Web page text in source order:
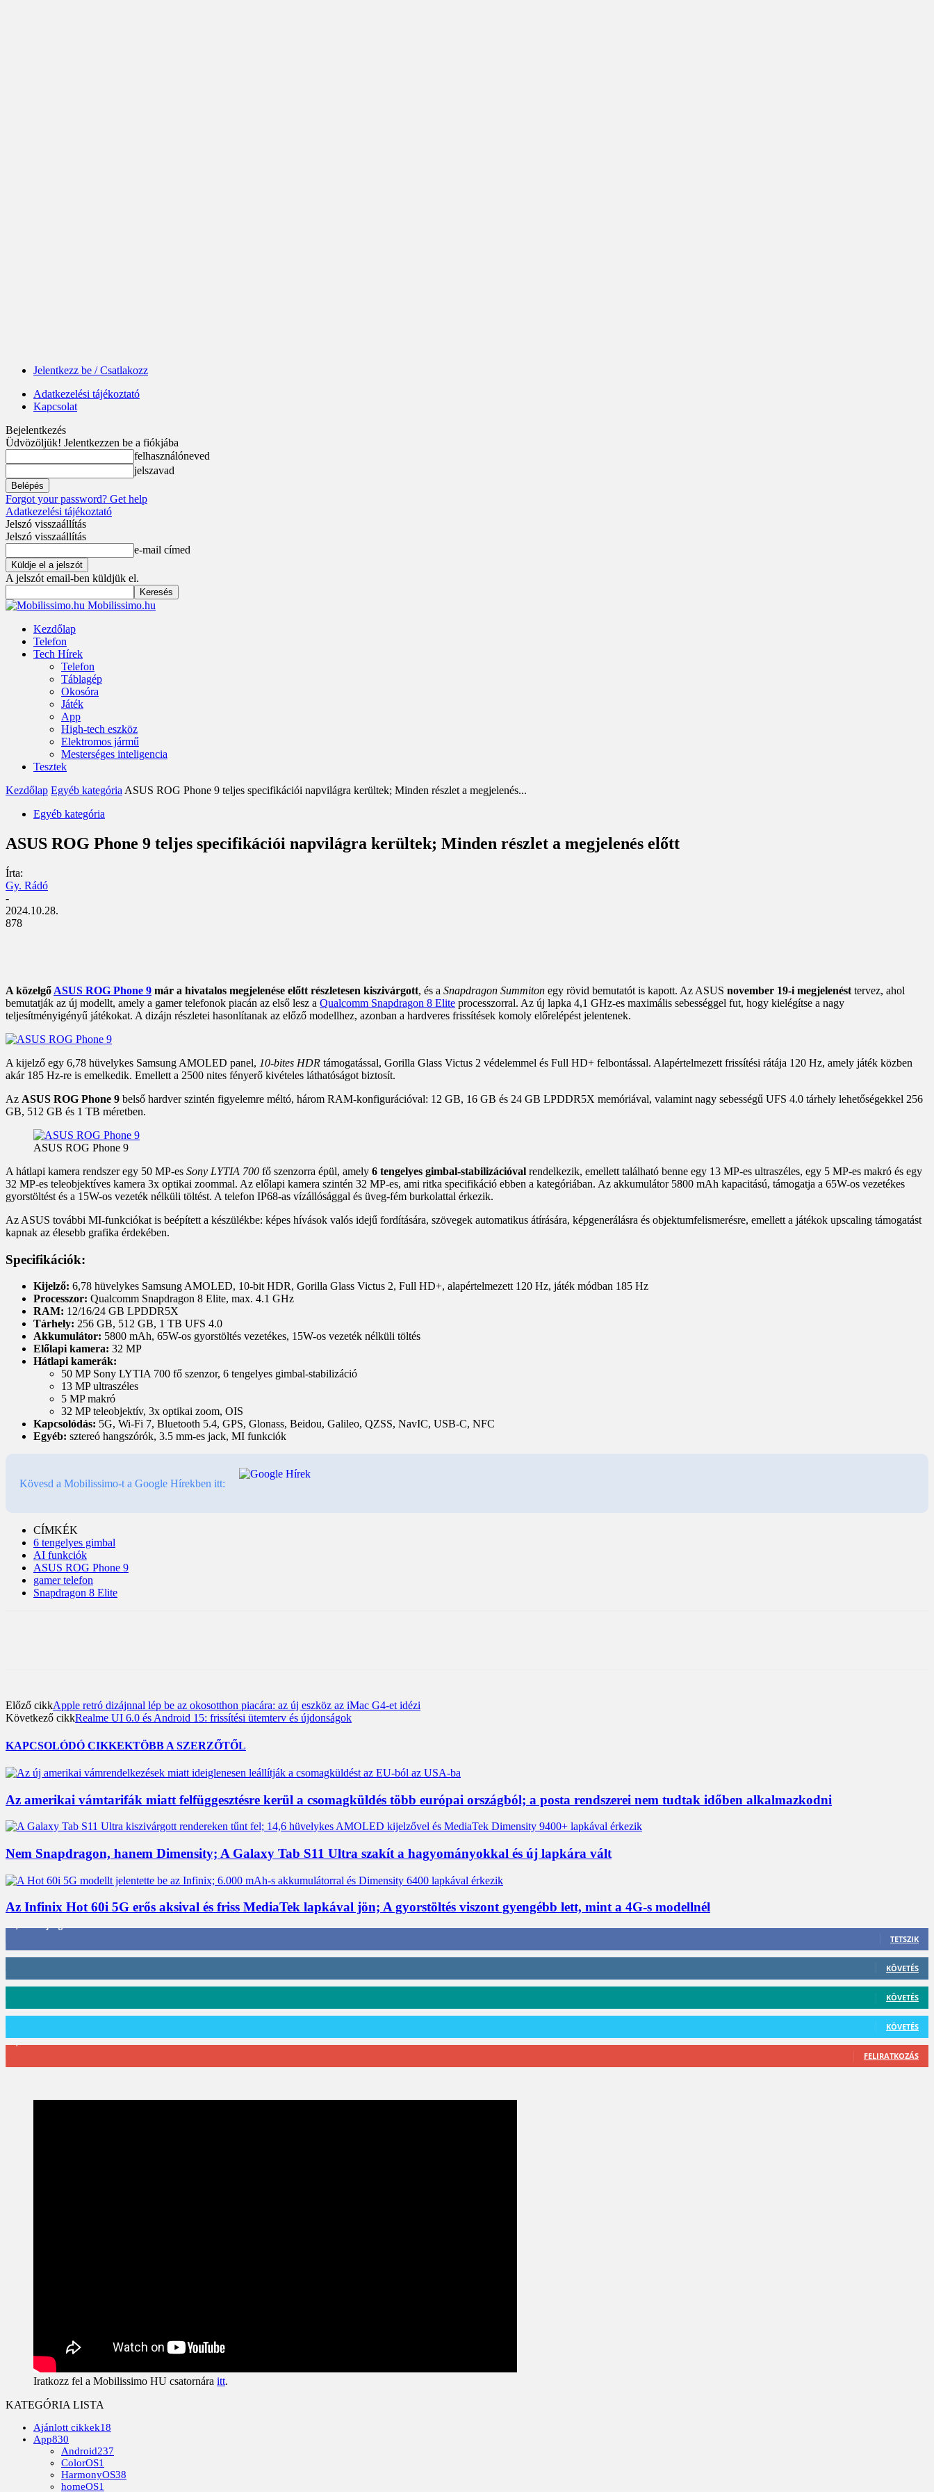
Jelentkezz be / Csatlakozz
Adatkezelési tájékoztató
Kapcsolat
Bejelentkezés
Üdvözöljük! Jelentkezzen be a fiókjába
felhasználóneved
jelszavad
Forgot your password? Get help
Adatkezelési tájékoztató
Jelszó visszaállítás
Jelszó visszaállítás
e-mail címed
A jelszót email-ben küldjük el.
Mobilissimo.hu
Kezdőlap
Telefon
Tech Hírek
Telefon
Táblagép
Okosóra
Játék
App
High-tech eszköz
Elektromos jármű
Mesterséges inteligencia
Tesztek
Kezdőlap Egyéb kategória ASUS ROG Phone 9 teljes specifikációi napvilágra kerültek; Minden részlet a megjelenés...
Egyéb kategória
ASUS ROG Phone 9 teljes specifikációi napvilágra kerültek; Minden részlet a megjelenés előtt
Írta:
Gy. Rádó
-
2024.10.28.
878
A közelgő ASUS ROG Phone 9 már a hivatalos megjelenése előtt részletesen kiszivárgott, és a Snapdragon Summiton egy rövid bemutatót is kapott. Az ASUS november 19-i megjelenést tervez, ahol
bemutatják az új modellt, amely a gamer telefonok piacán az első lesz a Qualcomm Snapdragon 8 Elite processzorral. Az új lapka 4,1 GHz-es maximális sebességgel fut, hogy kielégítse a nagy
teljesítményigényű játékokat. A dizájn részletei hasonlítanak az előző modellhez, azonban a hardveres frissítések komoly előrelépést jelentenek.
A kijelző egy 6,78 hüvelykes Samsung AMOLED panel, 10-bites HDR támogatással, Gorilla Glass Victus 2 védelemmel és Full HD+ felbontással. Alapértelmezett frissítési rátája 120 Hz, amely játék közben
akár 185 Hz-re is emelkedik. Emellett a 2500 nites fényerő kivételes láthatóságot biztosít.
Az ASUS ROG Phone 9 belső hardver szintén figyelemre méltó, három RAM-konfigurációval: 12 GB, 16 GB és 24 GB LPDDR5X memóriával, valamint nagy sebességű UFS 4.0 tárhely lehetőségekkel 256
GB, 512 GB és 1 TB méretben.
ASUS ROG Phone 9
A hátlapi kamera rendszer egy 50 MP-es Sony LYTIA 700 fő szenzorra épül, amely 6 tengelyes gimbal-stabilizációval rendelkezik, emellett található benne egy 13 MP-es ultraszéles, egy 5 MP-es makró és egy
32 MP-es teleobjektíves kamera 3x optikai zoommal. Az előlapi kamera szintén 32 MP-es, ami ritka specifikáció ebben a kategóriában. Az akkumulátor 5800 mAh kapacitású, támogatja a 65W-os vezetékes
gyorstöltést és a 15W-os vezeték nélküli töltést. A telefon IP68-as vízállósággal és üveg-fém burkolattal érkezik.
Az ASUS további MI-funkciókat is beépített a készülékbe: képes hívások valós idejű fordítására, szövegek automatikus átírására, képgenerálásra és objektumfelismerésre, emellett a játékok upscaling támogatást
kapnak az élesebb grafika érdekében.
Specifikációk:
Kijelző: 6,78 hüvelykes Samsung AMOLED, 10-bit HDR, Gorilla Glass Victus 2, Full HD+, alapértelmezett 120 Hz, játék módban 185 Hz
Processzor: Qualcomm Snapdragon 8 Elite, max. 4.1 GHz
RAM: 12/16/24 GB LPDDR5X
Tárhely: 256 GB, 512 GB, 1 TB UFS 4.0
Akkumulátor: 5800 mAh, 65W-os gyorstöltés vezetékes, 15W-os vezeték nélküli töltés
Előlapi kamera: 32 MP
Hátlapi kamerák:
50 MP Sony LYTIA 700 fő szenzor, 6 tengelyes gimbal-stabilizáció
13 MP ultraszéles
5 MP makró
32 MP teleobjektív, 3x optikai zoom, OIS
Kapcsolódás: 5G, Wi-Fi 7, Bluetooth 5.4, GPS, Glonass, Beidou, Galileo, QZSS, NavIC, USB-C, NFC
Egyéb: sztereó hangszórók, 3.5 mm-es jack, MI funkciók
Kövesd a Mobilissimo-t a Google Hírekben itt:
CÍMKÉK
6 tengelyes gimbal
AI funkciók
ASUS ROG Phone 9
gamer telefon
Snapdragon 8 Elite
Előző cikkApple retró dizájnnal lép be az okosotthon piacára: az új eszköz az iMac G4-et idézi
Következő cikkRealme UI 6.0 és Android 15: frissítési ütemterv és újdonságok
KAPCSOLÓDÓ CIKKEKTÖBB A SZERZŐTŐL
Az amerikai vámtarifák miatt felfüggesztésre kerül a csomagküldés több európai országból; a posta rendszerei nem tudtak időben alkalmazkodni
Nem Snapdragon, hanem Dimensity; A Galaxy Tab S11 Ultra szakít a hagyományokkal és új lapkára vált
Az Infinix Hot 60i 5G erős aksival és friss MediaTek lapkával jön; A gyorstöltés viszont gyengébb lett, mint a 4G-s modellnél
TETSZIK
KÖVETÉS
KÖVETÉS
KÖVETÉS
FELIRATKOZÁS
Iratkozz fel a Mobilissimo HU csatornára itt.
KATEGÓRIA LISTA
Ajánlott cikkek18
App830
Android237
ColorOS1
HarmonyOS38
homeOS1